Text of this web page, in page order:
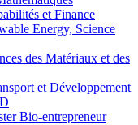
et Finance
Energy, Science
des Matériaux et des
et Développement
Bio-entrepreneur